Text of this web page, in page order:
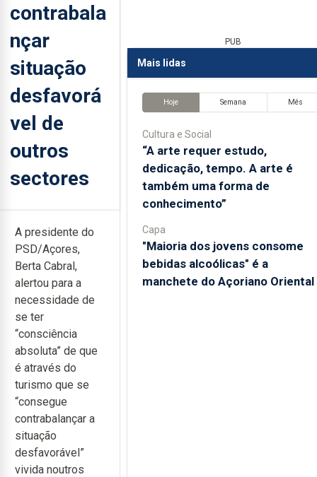
contrabala
nçar
situação
desfavorá
vel de
outros
sectores
A presidente do
PSD/Açores,
Berta Cabral,
alertou para a
necessidade de
se ter
“consciência
absoluta” de que
é através do
turismo que se
“consegue
contrabalançar a
situação
desfavorável”
vivida noutros
PUB
Mais lidas
Hoje Semana Mês
Cultura e Social
“A arte requer estudo,
dedicação, tempo. A arte é
também uma forma de
conhecimento”
Capa
"Maioria dos jovens consome
bebidas alcoólicas" é a
manchete do Açoriano Oriental